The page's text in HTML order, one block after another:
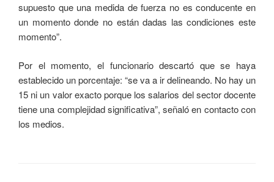
supuesto que una medida de fuerza no es conducente en
un momento donde no están dadas las condiciones este
momento”.
Por el momento, el funcionario descartó que se haya
establecido un porcentaje: “se va a ir delineando. No hay un
15 ni un valor exacto porque los salarios del sector docente
tiene una complejidad significativa”, señaló en contacto con
los medios.